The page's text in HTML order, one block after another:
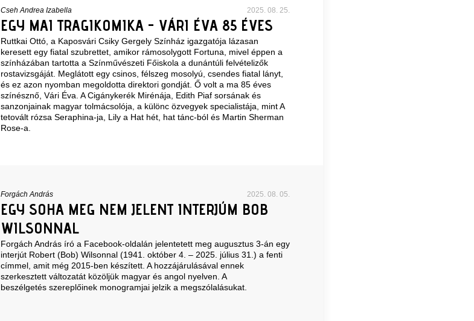
Cseh Andrea Izabella 2025. 08. 25.
EGY MAI TRAGIKOMIKA - VÁRI ÉVA 85 ÉVES
Ruttkai Ottó, a Kaposvári Csiky Gergely Színház igazgatója lázasan
keresett egy fiatal szubrettet, amikor rámosolygott Fortuna, mivel éppen a
színházában tartotta a Színművészeti Főiskola a dunántúli felvételizők
rostavizsgáját. Meglátott egy csinos, félszeg mosolyú, csendes fiatal lányt,
és ez azon nyomban megoldotta direktori gondját. Ő volt a ma 85 éves
színésznő, Vári Éva. A Cigánykerék Mirénája, Edith Piaf sorsának és
sanzonjainak magyar tolmácsolója, a különc özvegyek specialistája, mint A
tetovált rózsa Seraphina-ja, Lily a Hat hét, hat tánc-ból és Martin Sherman
Rose-a.
Forgách András 2025. 08. 05.
EGY SOHA MEG NEM JELENT INTERJÚM BOB
WILSONNAL
Forgách András író a Facebook-oldalán jelentetett meg augusztus 3-án egy
interjút Robert (Bob) Wilsonnal (1941. október 4. – 2025. július 31.) a fenti
címmel, amit még 2015-ben készített. A hozzájárulásával ennek
szerkesztett változatát közöljük magyar és angol nyelven. A
beszélgetés szereplőinek monogramjai jelzik a megszólalásukat.